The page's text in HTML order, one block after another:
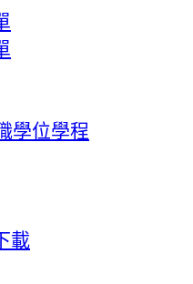
學位學程
載